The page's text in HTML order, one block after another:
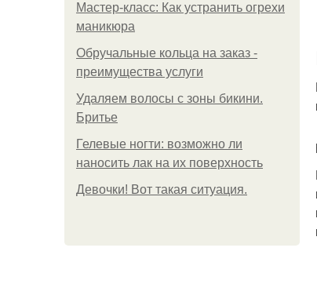
Мастер-класс: Как устранить огрехи
маникюра
Обручальные кольца на заказ -
преимущества услуги
Удаляем волосы с зоны бикини.
Бритье
Гелевые ногти: возможно ли
наносить лак на их поверхность
Девочки! Вот такая ситуация.